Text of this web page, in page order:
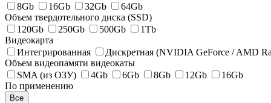
8Gb
16Gb 32Gb
64Gb
Объем твердотельного диска (SSD)
120Gb
250Gb 500Gb
1Tb
Видеокарта
Интегрированная
Дискретная (NVIDIA GeForce / AMD
Объем видеопамяти видеокаты
SMA (из ОЗУ)
4Gb 6Gb 8Gb 12Gb
16Gb
По применению
Все